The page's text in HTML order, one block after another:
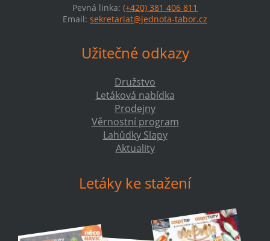
Pevná linka: (+420) 381 406 811
Email: sekretariat@jednota-tabor.cz
Užitečné odkazy
Družstvo
Letáková nabídka
Prodejny
Věrnostní program
Lahůdky Slapy
Aktuality
Letáky ke stažení